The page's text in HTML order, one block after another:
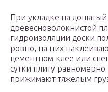
При укладке на дощатый
древесноволокнистой
гидроизоляции доски
ровно, на них
цементном клее или
сутки плиту равномерно
прижимают тяжелым